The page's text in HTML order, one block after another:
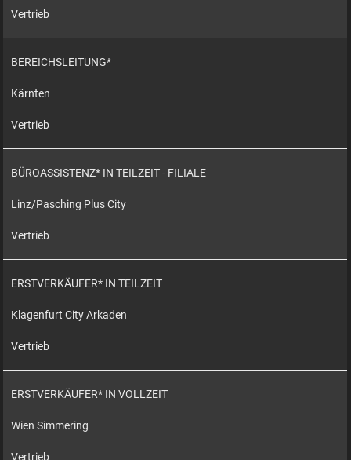
Vertrieb
BEREICHSLEITUNG*
Kärnten
Vertrieb
BÜROASSISTENZ* IN TEILZEIT - FILIALE
Linz/Pasching Plus City
Vertrieb
ERSTVERKÄUFER* IN TEILZEIT
Klagenfurt City Arkaden
Vertrieb
ERSTVERKÄUFER* IN VOLLZEIT
Wien Simmering
Vertrieb